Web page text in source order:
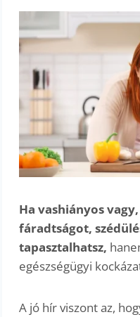
Ha vashiányos
fáradtságot,
tapasztalhatsz,
egészségügyi
A jó hír viszont az,